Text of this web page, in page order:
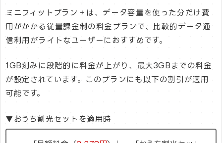
ミニフィットプラン＋は、データ容量を使った分だけ費
用がかかる従量課金制の料金プランで、比較的データ通
信利用がライトなユーザーにおすすめです。
1GB刻みに段階的に料金が上がり、最大3GBまでの料金
が設定されています。このプランにも以下の割引が適用
可能です。
▼おうち割光セットを適用時